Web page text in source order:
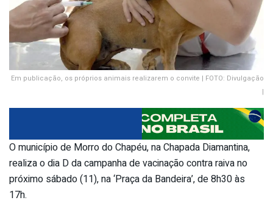
Em publicação, os próprios animais realizarem o convite | FOTO: Divulgação
|
O município de Morro do Chapéu, na Chapada Diamantina,
realiza o dia D da campanha de vacinação contra raiva no
próximo sábado (11), na ‘Praça da Bandeira’, de 8h30 às
17h.